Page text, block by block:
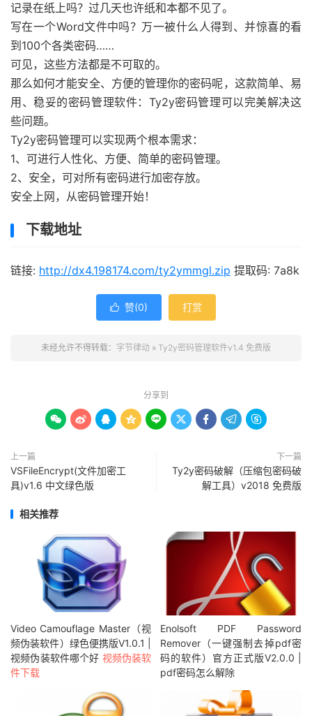
记录在纸上吗？过几天也许纸和本都不见了。
写在一个Word文件中吗？万一被什么人得到、并惊喜的看
到100个各类密码……
可见，这些方法都是不可取的。
那么如何才能安全、方便的管理你的密码呢，这款简单、易
用、稳妥的密码管理软件：Ty2y密码管理可以完美解决这
些问题。
Ty2y密码管理可以实现两个根本需求：
1、可进行人性化、方便、简单的密码管理。
2、安全，可对所有密码进行加密存放。
安全上网，从密码管理开始！
下载地址
链接: http://dx4.198174.com/ty2ymmgl.zip 提取码: 7a8k
 赞(0) 打赏
未经允许不得转载： 字节律动 » Ty2y密码管理软件v1.4 免费版
分享到
        
上一篇
VSFileEncrypt(文件加密工
具)v1.6 中文绿色版
下一篇
Ty2y密码破解（压缩包密码破
解工具）v2018 免费版
相关推荐
Video Camouflage Master（视
频伪装软件）绿色便携版V1.0.1 |
视频伪装软件哪个好 视频伪装软
件下载
Enolsoft PDF Password
Remover（一键强制去掉pdf密
码的软件）官方正式版V2.0.0 |
pdf密码怎么解除